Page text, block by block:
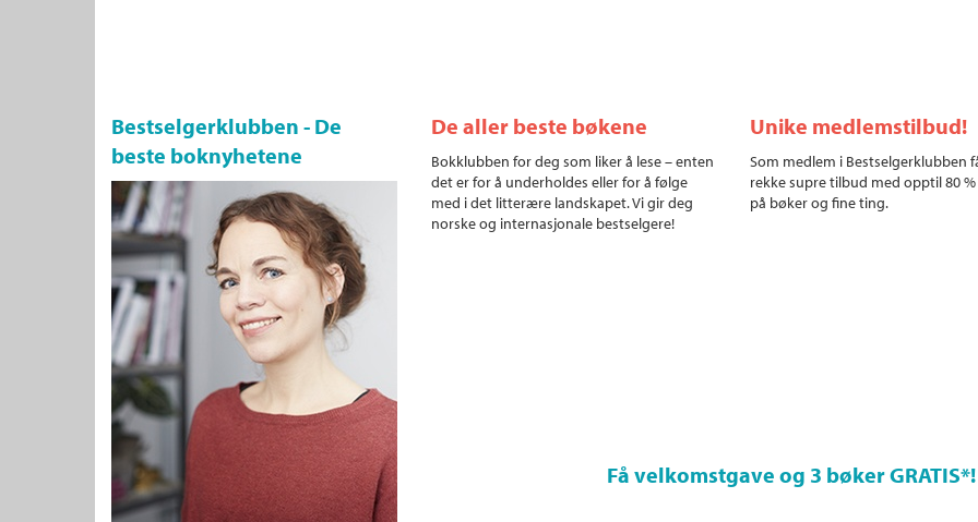
Bestselgerklubben - De
beste boknyhetene
De aller beste bøkene
Bokklubben for deg som liker å lese – enten
det er for å underholdes eller for å følge
med i det litterære landskapet. Vi gir deg
norske og internasjonale bestselgere!
Unike medlemstilbud!
Som medlem i Bestselgerklubben
rekke supre tilbud med opptil 80
på bøker og fine ting.
Få velkomstgave og 3 bøker GRATIS*!